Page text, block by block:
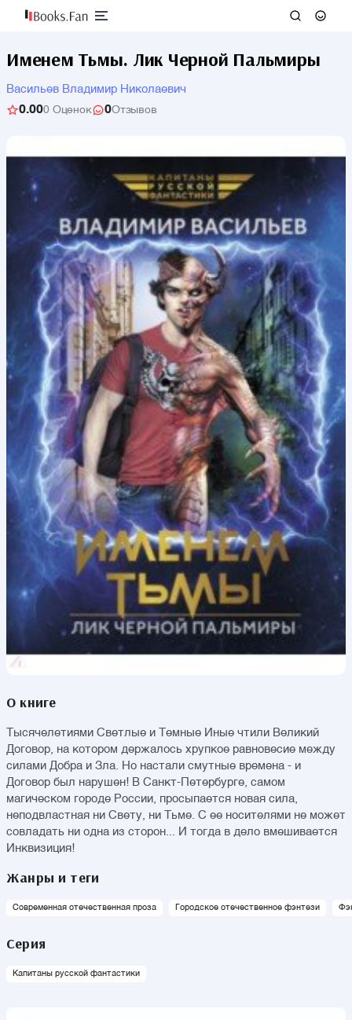
Именем Тьмы. Лик Черной Пальмиры
Васильев Владимир Николаевич
0.000 Оценок 0Отзывов
О книге
Тысячелетиями Светлые и Темные Иные чтили Великий
Договор, на котором держалось хрупкое равновесие между
силами Добра и Зла. Но настали смутные времена - и
Договор был нарушен! В Санкт-Петербурге, самом
магическом городе России, просыпается новая сила,
неподвластная ни Свету, ни Тьме. С ее носителями не может
совладать ни одна из сторон... И тогда в дело вмешивается
Инквизиция!
Жанры и теги
Современная отечественная проза Городское отечественное фэнтези
Серия
Капитаны русской фантастики